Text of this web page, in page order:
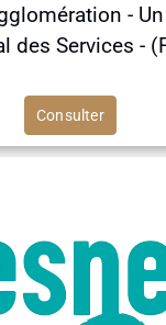
-
des Services -
Consulter